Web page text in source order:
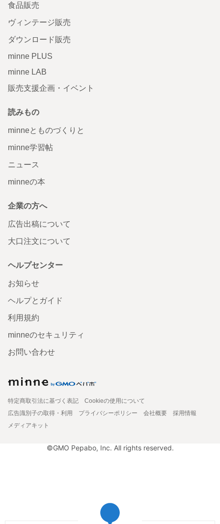
食品販売
ヴィンテージ販売
ダウンロード販売
minne PLUS
minne LAB
販売支援企画・イベント
読みもの
minneとものづくりと
minne学習帖
ニュース
minneの本
企業の方へ
広告出稿について
大口注文について
ヘルプセンター
お知らせ
ヘルプとガイド
利用規約
minneのセキュリティ
お問い合わせ
特定商取引法に基づく表記
Cookieの使用について
広告識別子の取得・利用
プライバシーポリシー 会社概要
採用情報
メディアキット
©GMO Pepabo, Inc. All rights reserved.